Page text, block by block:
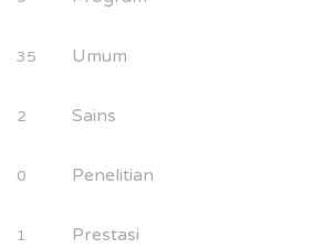
35 Umum
2 Sains
0 Penelitian
1 Prestasi